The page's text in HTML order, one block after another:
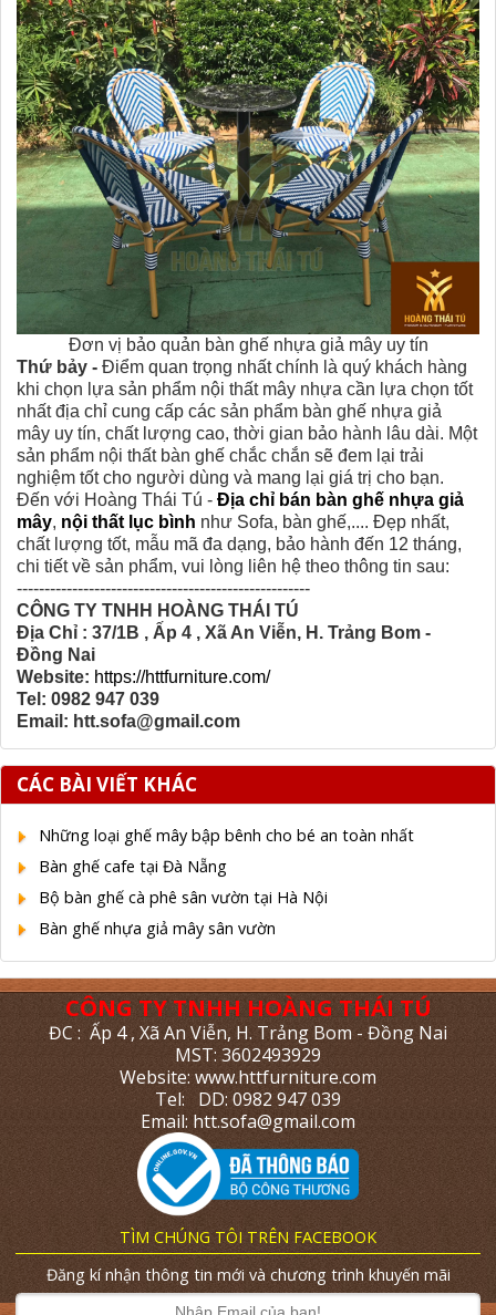
Đơn vị bảo quản bàn ghế nhựa giả mây uy tín
Thứ bảy - Điểm quan trọng nhất chính là quý khách hàng
khi chọn lựa sản phẩm nội thất mây nhựa cần lựa chọn tốt
nhất địa chỉ cung cấp các sản phẩm bàn ghế nhựa giả
mây uy tín, chất lượng cao, thời gian bảo hành lâu dài. Một
sản phẩm nội thất bàn ghế chắc chắn sẽ đem lại trải
nghiệm tốt cho người dùng và mang lại giá trị cho bạn.
Đến với Hoàng Thái Tú -Địa chỉ bán bàn ghế nhựa giả
mây, nội thất lục bình như Sofa, bàn ghế,.... Đẹp nhất,
chất lượng tốt, mẫu mã đa dạng, bảo hành đến 12 tháng,
chi tiết về sản phẩm, vui lòng liên hệ theo thông tin sau:
-----------------------------------------------------
CÔNG TY TNHH HOÀNG THÁI TÚ
Địa Chỉ :37/1B , Ấp 4 , Xã An Viễn, H. Trảng Bom -
Đồng Nai
Website: https://httfurniture.com/
Tel:0982 947 039
Email: htt.sofa@gmail.com
CÁC BÀI VIẾT KHÁC
Những loại ghế mây bập bênh cho bé an toàn nhất
Bàn ghế cafe tại Đà Nẵng
Bộ bàn ghế cà phê sân vườn tại Hà Nội
Bàn ghế nhựa giả mây sân vườn
CÔNG TY TNHH HOÀNG THÁI TÚ
ĐC : Ấp 4 , Xã An Viễn, H. Trảng Bom - Đồng Nai
MST: 3602493929
Website: www.httfurniture.com
Tel: DD: 0982 947 039
Email: htt.sofa@gmail.com
TÌM CHÚNG TÔI TRÊN FACEBOOK
Đăng kí nhận thông tin mới và chương trình khuyến mãi